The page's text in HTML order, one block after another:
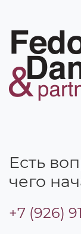
Есть
чего
+7 (926)